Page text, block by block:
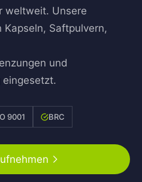
weltweit. Unsere
Saftpulvern,
und
9001 BRC